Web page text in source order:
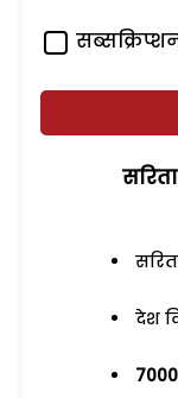
देश
7000